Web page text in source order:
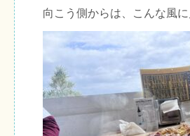
向こう側からは、こんな風に